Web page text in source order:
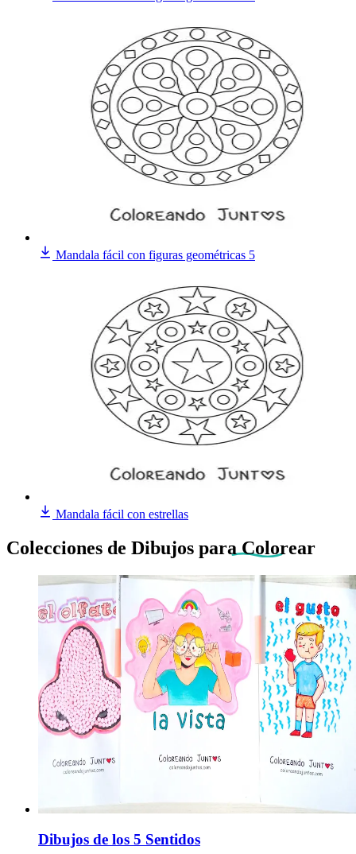
Mandala fácil con figuras geométricas 5
Mandala fácil con estrellas
Colecciones de Dibujos para Colorear
Dibujos de los 5 Sentidos